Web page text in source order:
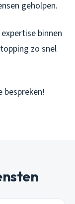
geholpen.
binnen
zo snel
bespreken!​